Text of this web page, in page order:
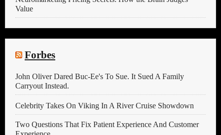
Value
Forbes
John Oliver Dared Buc-Ee's To Sue. It Sued A Family
Carryout Instead.
Celebrity Takes On Viking In A River Cruise Showdown
Two Questions That Fix Patient Experience And Customer